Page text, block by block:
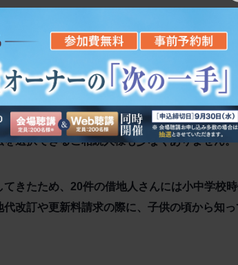
族内の意向を反映させた、「効果的な納税
三者による打合せで決定して頂くようにして
者自身が相続財産の現状や、過去の経緯を
、先代以上の情報量を得た上で納税財産を判
選択できるご相続人様も少なくありません。
きたため、20件の借地人さんには小中学校
改訂や更新料請求の際に、子供の頃から知